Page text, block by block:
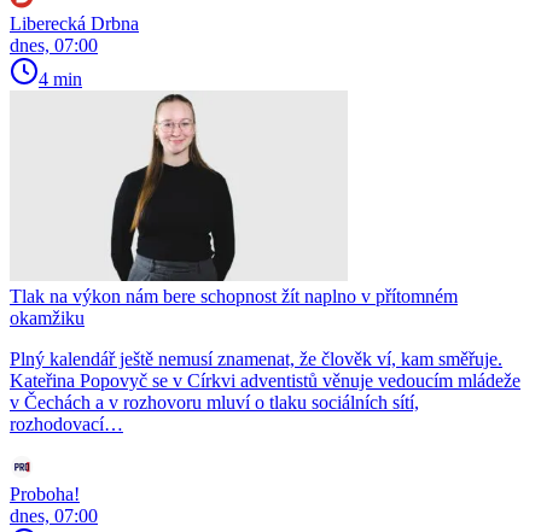
Liberecká Drbna
dnes, 07:00
4 min
Tlak na výkon nám bere schopnost žít naplno v přítomném
okamžiku
Plný kalendář ještě nemusí znamenat, že člověk ví, kam směřuje.
Kateřina Popovyč se v Církvi adventistů věnuje vedoucím mládeže
v Čechách a v rozhovoru mluví o tlaku sociálních sítí,
rozhodovací…
Proboha!
dnes, 07:00